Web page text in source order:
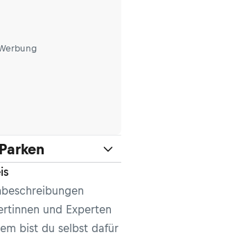
und Experten
bist du selbst dafür